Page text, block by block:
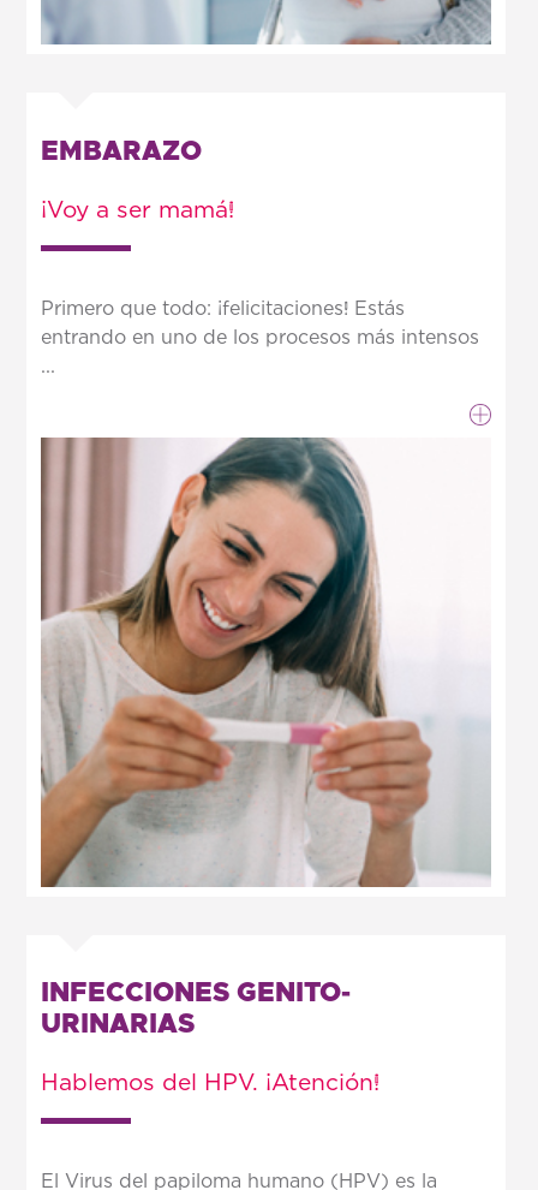
EMBARAZO
¡Voy a ser mamá!
Primero que todo: ¡felicitaciones! Estás
entrando en uno de los procesos más intensos
INFECCIONES GENITO-
URINARIAS
Hablemos del HPV. ¡Atención!
El Virus del papiloma humano (HPV) es la